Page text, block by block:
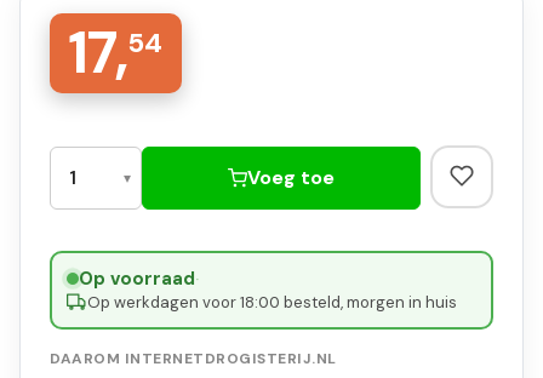
17,54
Voeg toe
Op voorraad·
Op werkdagen voor 18:00 besteld, morgen in huis
DAAROM INTERNETDROGISTERIJ.NL